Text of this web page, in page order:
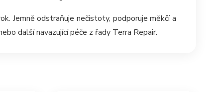
Jemně odstraňuje nečistoty, podporuje měkčí a
další navazující péče z řady Terra Repair.